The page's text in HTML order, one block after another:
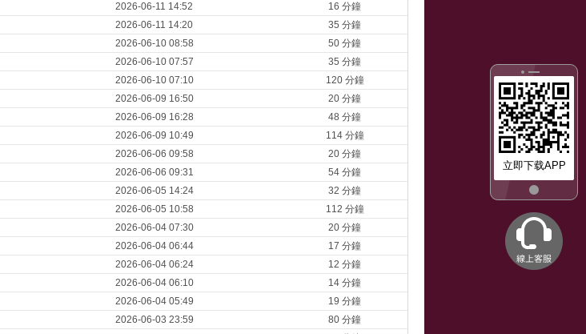
立即下载APP
2026-06-11 14:52
16 分鐘
2026-06-11 14:20
35 分鐘
2026-06-10 08:58
50 分鐘
2026-06-10 07:57
35 分鐘
2026-06-10 07:10
120 分鐘
2026-06-09 16:50
20 分鐘
2026-06-09 16:28
48 分鐘
2026-06-09 10:49
114 分鐘
2026-06-06 09:58
20 分鐘
2026-06-06 09:31
54 分鐘
2026-06-05 14:24
32 分鐘
2026-06-05 10:58
112 分鐘
2026-06-04 07:30
20 分鐘
2026-06-04 06:44
17 分鐘
2026-06-04 06:24
12 分鐘
2026-06-04 06:10
14 分鐘
2026-06-04 05:49
19 分鐘
2026-06-03 23:59
80 分鐘